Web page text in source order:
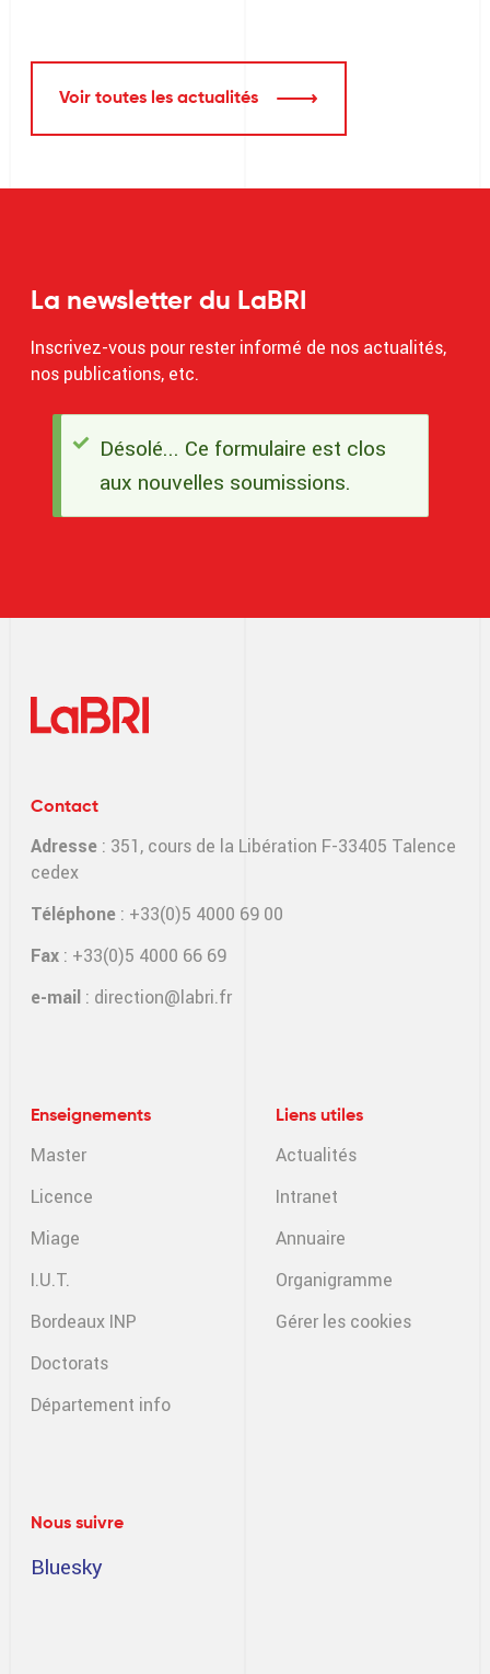
Voir toutes les actualités
La newsletter du LaBRI
Inscrivez-vous pour rester informé de nos actualités,
nos publications, etc.
Message
d'état
Désolé... Ce formulaire est clos
aux nouvelles soumissions.
Contact
Adresse : 351, cours de la Libération F-33405 Talence
cedex
Téléphone : +33(0)5 4000 69 00
Fax : +33(0)5 4000 66 69
e-mail : direction@labri.fr
Enseignements
Master
Licence
Miage
I.U.T.
Bordeaux INP
Doctorats
Département info
Liens utiles
Actualités
Intranet
Annuaire
Organigramme
Gérer les cookies
Nous suivre
Bluesky